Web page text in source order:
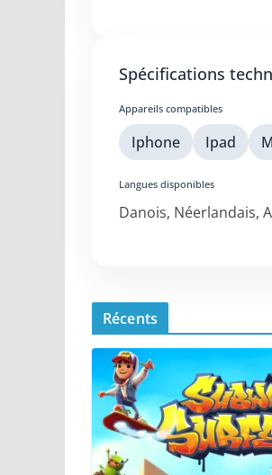
Spécifications
Appareils compatibles
Iphone Ipad
Langues disponibles
Danois, Néerlandais,
Récents